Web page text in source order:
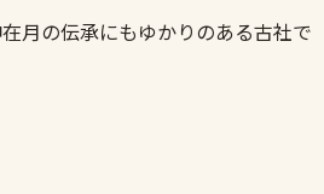
月の伝承にもゆかりのある古社で